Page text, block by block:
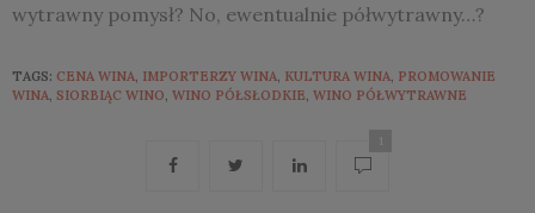
wytrawny pomysł? No, ewentualnie półwytrawny…?
TAGS: CENA WINA IMPORTERZY WINA KULTURA WINA PROMOWANIE
WINA SIORBIĄC WINO WINO PÓŁSŁODKIE WINO PÓŁWYTRAWNE